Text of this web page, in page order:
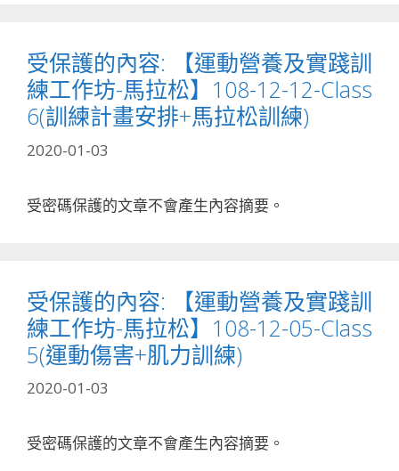
受保護的內容: 【運動營養及實踐訓
練工作坊-馬拉松】108-12-12-Class
6(訓練計畫安排+馬拉松訓練)
2020-01-03
受密碼保護的文章不會產生內容摘要。
受保護的內容: 【運動營養及實踐訓
練工作坊-馬拉松】108-12-05-Class
5(運動傷害+肌力訓練)
2020-01-03
受密碼保護的文章不會產生內容摘要。